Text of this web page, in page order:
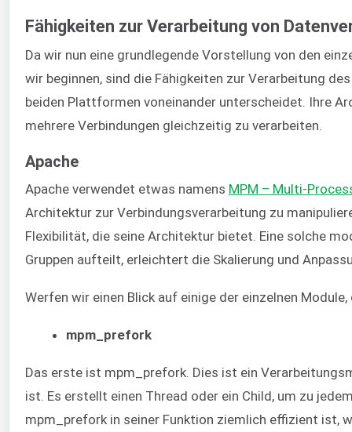
Fähigkeiten zur Verarbeitung von
Da wir nun eine grundlegende Vorstellung von den
wir beginnen, sind die Fähigkeiten zur Verarbeitung
beiden Plattformen voneinander unterscheidet. Ihre
mehrere Verbindungen gleichzeitig zu verarbeiten.
Apache
Apache verwendet etwas namens MPM – Multi-
Architektur zur Verbindungsverarbeitung zu
Flexibilität, die seine Architektur bietet. Eine solche
Gruppen aufteilt, erleichtert die Skalierung und
Werfen wir einen Blick auf einige der einzelnen
mpm_prefork
Das erste ist mpm_prefork. Dies ist ein
ist. Es erstellt einen Thread oder ein Child, um zu
mpm_prefork in seiner Funktion ziemlich effizient ist,